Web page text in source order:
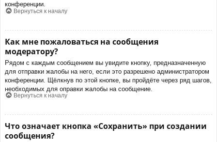
конференции.
Вернуться к началу
Как мне пожаловаться на сообщения
модератору?
Рядом с каждым сообщением вы увидите кнопку, предназначенную
для отправки жалобы на него, если это разрешено администратором
конференции. Щёлкнув по этой кнопке, вы пройдёте через ряд шагов,
необходимых для оправки жалобы на сообщение.
Вернуться к началу
Что означает кнопка «Сохранить» при создании
сообщения?